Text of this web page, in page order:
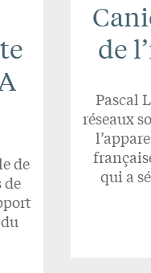
de
de
Pascal
réseaux
qui a